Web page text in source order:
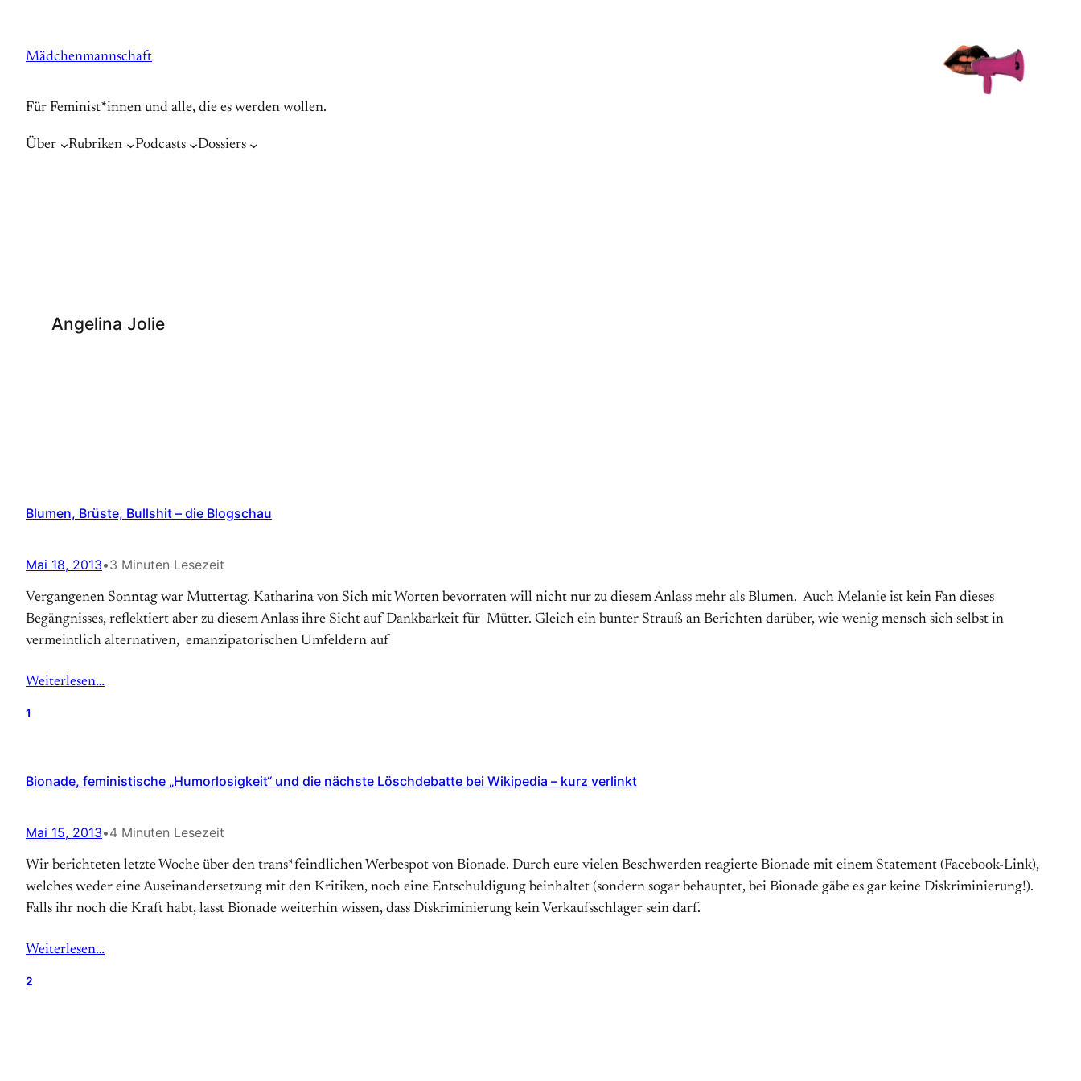
springen
Mädchenmannschaft
Für Feminist*innen und alle, die es werden wollen.
Über Rubriken Podcasts Dossiers
Angelina Jolie
Blumen, Brüste, Bullshit – die Blogschau
Mai 18, 2013•3 Minuten Lesezeit
Vergangenen Sonntag war Muttertag. Katharina von Sich mit Worten bevorraten will nicht nur zu diesem Anlass mehr als Blumen. Auch Melanie ist kein Fan dieses
Begängnisses, reflektiert aber zu diesem Anlass ihre Sicht auf Dankbarkeit für Mütter. Gleich ein bunter Strauß an Berichten darüber, wie wenig mensch sich selbst in
vermeintlich alternativen, emanzipatorischen Umfeldern auf
Weiterlesen…
1
Bionade, feministische „Humorlosigkeit“ und die nächste Löschdebatte bei Wikipedia – kurz verlinkt
Mai 15, 2013•4 Minuten Lesezeit
Wir berichteten letzte Woche über den trans*feindlichen Werbespot von Bionade. Durch eure vielen Beschwerden reagierte Bionade mit einem Statement (Facebook-Link),
welches weder eine Auseinandersetzung mit den Kritiken, noch eine Entschuldigung beinhaltet (sondern sogar behauptet, bei Bionade gäbe es gar keine Diskriminierung!).
Falls ihr noch die Kraft habt, lasst Bionade weiterhin wissen, dass Diskriminierung kein Verkaufsschlager sein darf.
Weiterlesen…
2